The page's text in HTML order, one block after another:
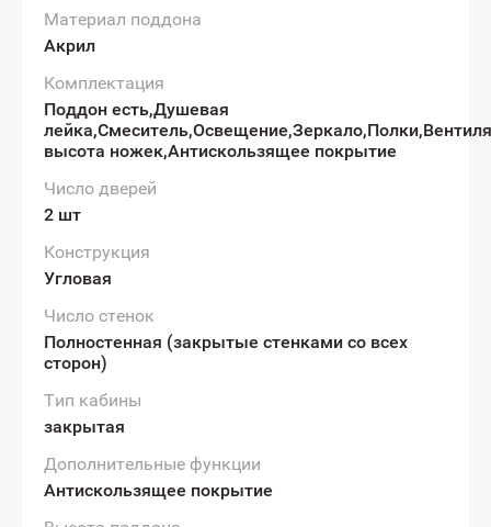
Материал поддона
Акрил
Комплектация
Поддон есть,Душевая
высота ножек,Антискользящее покрытие
Число дверей
2 шт
Конструкция
Угловая
Число стенок
Полностенная (закрытые стенками со всех
сторон)
Тип кабины
закрытая
Дополнительные функции
Антискользящее покрытие